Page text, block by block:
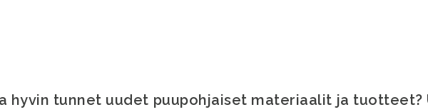
hyvin tunnet uudet puupohjaiset materiaalit ja tuotteet?